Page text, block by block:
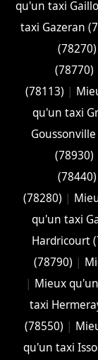
qu'un taxi
taxi Gazeran
(78270)
(78770)
(78113) |
qu'un taxi
(78930)
(78440)
(78280) |
qu'un taxi
Hardricourt
(78790) |
| Mieux
taxi
(78550) |
qu'un taxi